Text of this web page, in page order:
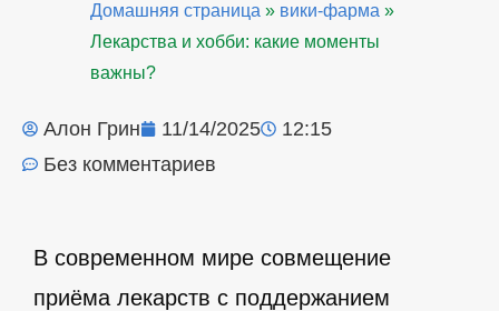
Домашняя страница » вики-фарма »
Лекарства и хобби: какие моменты
важны?
Алон Грин 11/14/2025
12:15
Без комментариев
В современном мире совмещение
приёма лекарств с поддержанием